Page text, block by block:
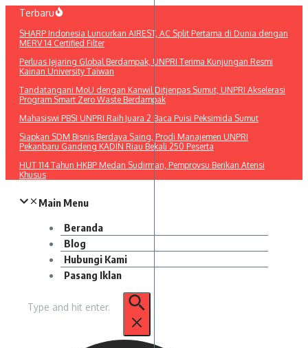
Lewati
konten
Terbaru
SHARP Indonesia Luncurkan AIREST, AC Split Pertama di Dunia dengan
MERV 14 Certified Filter
Perluas Jejaring Global Berdampak, UNPRI Terima Kunjungan Resmi
Kainan University Taiwan
Tandatangani MoU dengan Kanwil Ditjenpas Sumut, UNPRI Akselerasi
Program Smart Zero Waste Berdampak
Mahasiswi PBSI UNPRI Raih Juara 2 Baca Puisi Peksimida Sumut
Siapkan SDM Bisnis Berdaya Saing, Prodi Manajemen UNPRI
Pekanbaru Gandeng KADIN Riau Bekali 250 Peserta
HUT 114 Tahun HKBP Medan Sudirman, Pemprovsu Berikan Atensi
Khusus
Main Menu
Beranda
Blog
Hubungi Kami
Pasang Iklan
untuk: